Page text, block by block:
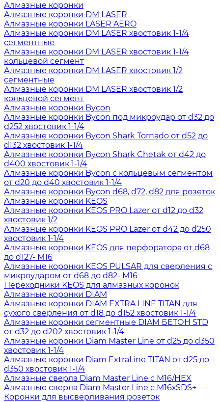
Алмазные коронки
Алмазные коронки DM LASER
Алмазные коронки LASER AERO
Алмазные коронки DM LASER хвостовик 1-1/4
сегментные
Алмазные коронки DM LASER хвостовик 1-1/4
кольцевой сегмент
Алмазные коронки DM LASER хвостовик 1/2
сегментные
Алмазные коронки DM LASER хвостовик 1/2
кольцевой сегмент
Алмазные коронки Bycon
Алмазные коронки Bycon под микроудар от d32 до
d252 хвостовик 1-1/4
Алмазные коронки Bycon Shark Tornado от d52 до
d132 хвостовик 1-1/4
Алмазные коронки Bycon Shark Chetak от d42 до
d400 хвостовик 1-1/4
Алмазные коронки Bycon с кольцевым сегментом
от d20 до d40 хвостовик 1-1/4
Алмазные коронки Bycon d68, d72, d82 для розеток
Алмазные коронки KEOS
Алмазные коронки KEOS PRO Lazer от d12 до d32
хвостовик 1/2
Алмазные коронки KEOS PRO Lazer от d42 до d250
хвостовик 1-1/4
Алмазные коронки KEOS для перфоратора от d68
до d127- М16
Алмазные коронки KEOS PULSAR для сверления с
микроударом от d68 до d82- М16
Переходники KEOS для алмазных коронок
Алмазные коронки DIAM
Алмазные коронки DIAM EXTRA LINE TITAN для
сухого сверления от d18 до d152 хвостовик 1-1/4
Алмазные коронки сегментные DIAM БЕТОН STD
от d32 до d202 хвостовик 1-1/4
Алмазные коронки Diam Master Line от d25 до d350
хвостовик 1-1/4
Алмазные коронки Diam ExtraLine ТITAN от d25 до
d350 хвостовик 1-1/4
Алмазные сверла Diam Master Line с М16/HEX
Алмазные сверла Diam Master Line с М16хSDS+
Коронки для высверливания розеток